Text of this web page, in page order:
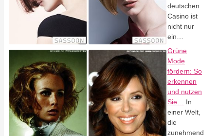
deutschen
Casino ist
nicht nur
ein…
Grüne
Mode
fördern: So
erkennen
und nutzen
Sie…
In
einer Welt,
die
zunehmend